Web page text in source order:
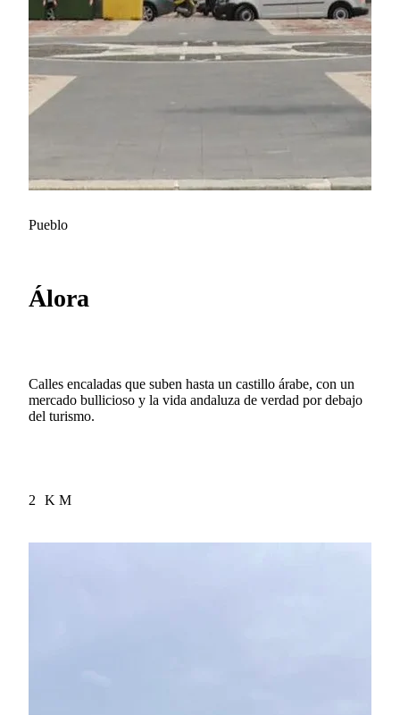
Pueblo
Álora
Calles encaladas que suben hasta un castillo árabe, con un
mercado bullicioso y la vida andaluza de verdad por debajo
del turismo.
2 KM